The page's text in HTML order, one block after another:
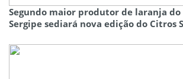
Segundo maior produtor de laranja do
Sergipe sediará nova edição do Citros